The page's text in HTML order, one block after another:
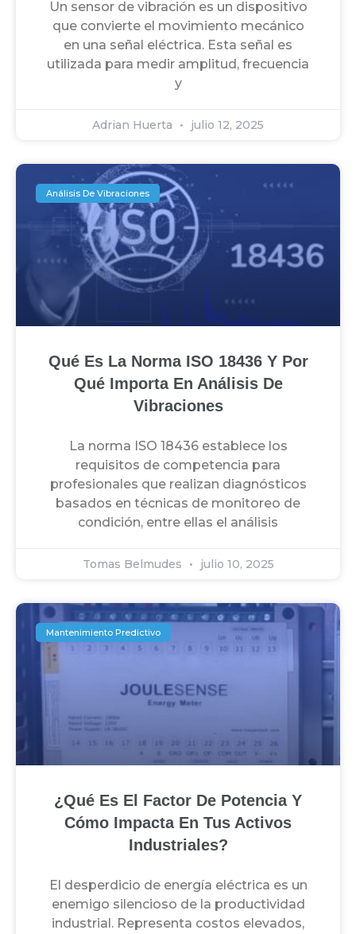
Un sensor de vibración es un dispositivo
que convierte el movimiento mecánico
en una señal eléctrica. Esta señal es
utilizada para medir amplitud, frecuencia
y
Adrian Huerta julio 12, 2025
Análisis De Vibraciones
Qué Es La Norma ISO 18436 Y Por
Qué Importa En Análisis De
Vibraciones
La norma ISO 18436 establece los
requisitos de competencia para
profesionales que realizan diagnósticos
basados en técnicas de monitoreo de
condición, entre ellas el análisis
Tomas Belmudes julio 10, 2025
Mantenimiento Predictivo
¿Qué Es El Factor De Potencia Y
Cómo Impacta En Tus Activos
Industriales?
El desperdicio de energía eléctrica es un
enemigo silencioso de la productividad
industrial. Representa costos elevados,